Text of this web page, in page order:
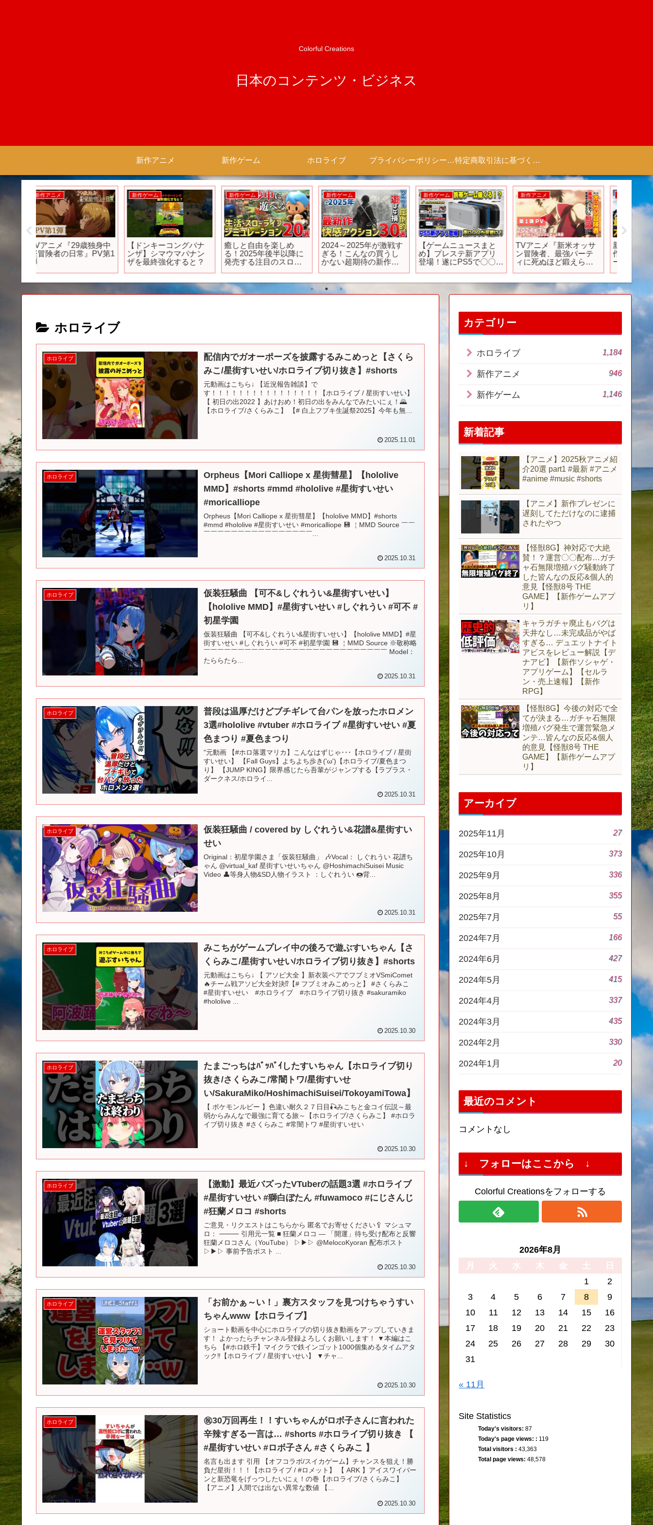
Colorful Creations
日本のコンテンツ・ビジネス
新作アニメ 新作ゲーム ホロライブ プライバシーポリシー 【Colorful Creation】 特定商取引法に基づく表記（商取引に関する開示）
新作ゲーム
新世代機で楽しむ！新
作オープンワールドゲ
新作アニメ
TVアニメ「義妹生活」
ティザーPV
新作ゲーム
【ドラクエ3HDリメイ
ク】注意喚起！ダウン
ロード版容量20GB！
ービー多め？【任天堂
Switch2】
新作ゲーム
【2025年9月 新作アプ
リ】神グラ異能バトル
RPGにもしかしてオラ
新作ゲーム
新作バイオハザード、
Switch2を無視するwww
#バイオハザード #カプ
新作ゲーム
アサクリ新作にIGNが
「日本人侍は時代遅れ
黒人で正解」と発言し
機で活用か…GTA6が来
年秋までに発売確定す
れてしまう
ch】【
ホロライブ
ホロライブ
配信内でガオーポーズを披露するみこめっと【さくら
みこ/星街すいせい/ホロライブ切り抜き】#shorts
元動画はこちら↓ 【近況報告雑談】で
す！！！！！！！！！！！！！！！！【ホロライブ / 星街すいせい】
【 初日の出2022 】あけおめ！初日の出をみんなでみたいにぇ！🌄
【ホロライブ/さくらみこ】 【# 白上フブキ生誕祭2025】今年も無
2025.11.01
ホロライブ
Orpheus【Mori Calliope x 星街彗星】【hololive
MMD】#shorts #mmd #hololive #星街すいせい
#moricalliope
Orpheus【Mori Calliope x 星街彗星】【hololive MMD】#shorts
#mmd #hololive #星街すいせい #moricalliope 💾 ￤MMD Source ￣￣
￣￣￣￣￣￣￣￣￣￣￣￣￣￣￣￣...
2025.10.31
ホロライブ
仮装狂騒曲 【可不&しぐれうい&星街すいせい】
【hololive MMD】#星街すいせい #しぐれうい #可不 #
初星学園
仮装狂騒曲 【可不&しぐれうい&星街すいせい】【hololive MMD】#星
街すいせい #しぐれうい #可不 #初星学園 💾 ￤MMD Source ※敬称略
￣￣￣￣￣￣￣￣￣￣￣￣￣￣￣￣￣￣￣￣￣￣￣￣￣￣￣ Model：
たららたら...
2025.10.31
ホロライブ
普段は温厚だけどブチギレて台パンを放ったホロメン
3選#hololive #vtuber #ホロライブ #星街すいせい #夏
色まつり #夏色まつり
"元動画 【#ホロ落選マリカ】こんなはずじゃ･･･【ホロライブ / 星街
すいせい】 【Fall Guys】よちよち歩き('ω')【ホロライブ/夏色まつ
り】 【JUMP KING】限界感じたら吾輩がジャンプする【ラプラス・
ダークネス/ホロライ...
2025.10.31
ホロライブ
仮装狂騒曲 / covered by しぐれうい&花譜&星街すい
せい
Original：初星学園さま「仮装狂騒曲」 🎶Vocal： しぐれうい 花譜ち
ゃん @virtual_kaf 星街すいせいちゃん @HoshimachiSuisei Music
Video 👤等身人物&SD人物イラスト ：しぐれうい 🍩背...
2025.10.31
ホロライブ
みこちがゲームプレイ中の後ろで遊ぶすいちゃん【さ
くらみこ/星街すいせい/ホロライブ切り抜き】#shorts
元動画はこちら↓ 【 アソビ大全 】新衣装ペアでフブミオVSmiComet
🔥チーム戦アソビ大全対決⁉【# フブミオみこめっと】 #さくらみこ
#星街すいせい #ホロライブ #ホロライブ切り抜き #sakuramiko
#hololive ...
2025.10.30
ホロライブ
たまごっちはﾊﾞｯﾊﾞｲしたすいちゃん【ホロライブ切り
抜き/さくらみこ/常闇トワ/星街すいせ
い/SakuraMiko/HoshimachiSuisei/TokoyamiTowa】
【 ポケモンルビー 】色違い耐久２７日目🎣みこちと金コイ伝説～最
弱からみんなで最強に育てる旅～【ホロライブ/さくらみこ】 #ホロラ
イブ切り抜き #さくらみこ #常闇トワ #星街すいせい
2025.10.30
ホロライブ
【激動】最近バズったVTuberの話題3選 #ホロライブ
#星街すいせい #獅白ぼたん #fuwamoco #にじさんじ
#狂蘭メロコ #shorts
ご意見・リクエストはこちらから 匿名でお寄せください🥄 マシュマ
ロ： ⸻ 引用元一覧 ■ 狂蘭メロコ — 「開運」待ち受け配布と反響
狂蘭メロコさん（YouTube） ▷▶▷ @MelocoKyoran 配布ポスト
▷▶▷ 事前予告ポスト ...
2025.10.30
ホロライブ
「お前かぁ～い！」裏方スタッフを見つけちゃうすい
ちゃんwww【ホロライブ】
ショート動画を中心にホロライブの切り抜き動画をアップしていきま
す！ よかったらチャンネル登録よろしくお願いします！ ▼本編はこ
ちら 【#ホロ鉄千】マイクラで鉄インゴット1000個集めるタイムアタ
ック‼【ホロライブ / 星街すいせい】 ▼チャ...
2025.10.30
ホロライブ
㊗️30万回再生！！すいちゃんがロボ子さんに言われた
辛辣すぎる一言は… #shorts #ホロライブ切り抜き 【
#星街すいせい #ロボ子さん #さくらみこ 】
名言も出ます 引用 【オフコラボ/スイカゲーム】チャンスを狙え！勝
負だ星街！！！【ホロライブ / #ロメット】 【 ARK 】アイスワイバー
ンと新恐竜をげっつしたいにぇ！の巻【ホロライブ/さくらみこ】
【アニメ】人間では出ない異常な数値 【...
2025.10.30
カテゴリー
ホロライブ 1,184
新作アニメ 946
新作ゲーム 1,146
新着記事
【アニメ】2025秋アニメ紹
介20選 part1 #最新 #アニメ
#anime #music #shorts
【アニメ】新作プレゼンに
遅刻してただけなのに逮捕
されたやつ
【怪獣8G】神対応で大絶
賛！？運営〇〇配布…ガチ
ャ石無限増殖バグ騒動終了
した皆んなの反応&個人的
意見【怪獣8号 THE
GAME】【新作ゲームアプ
リ】
キャラガチャ廃止もバグは
天井なし…未完成品がやば
すぎる… デュエットナイト
アビスをレビュー解説【デ
ナアビ】【新作ソシャゲ・
アプリゲーム】【セルラ
ン・売上速報】【新作
RPG】
【怪獣8G】今後の対応で全
てが決まる…ガチャ石無限
増殖バグ発生で運営緊急メ
ンテ…皆んなの反応&個人
的意見【怪獣8号 THE
GAME】【新作ゲームアプ
リ】
アーカイブ
2025年11月 27
2025年10月 373
2025年9月 336
2025年8月 355
2025年7月 55
2024年7月 166
2024年6月 427
2024年5月 415
2024年4月 337
2024年3月 435
2024年2月 330
2024年1月 20
最近のコメント
コメントなし
↓ フォローはここから ↓
Colorful Creationsをフォローする
2026年8月
月
火 水 木 金 土
日
1
2
3
4 5 6 7 8
9
10
11 12 13 14 15
16
17
18 19 20 21 22
23
24
25 26 27 28 29
30
31
« 11月
Site Statistics
Today's visitors: 87
Today's page views: : 119
Total visitors : 43,363
Total page views: 48,578